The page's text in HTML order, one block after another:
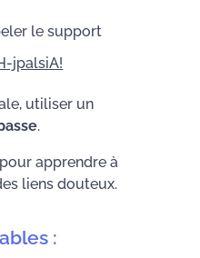
le support
jpalsiA!
utiliser un
.
apprendre à
liens douteux.
: